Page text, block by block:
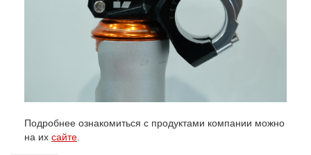
Подробнее ознакомиться с продуктами компании можно
на их сайте